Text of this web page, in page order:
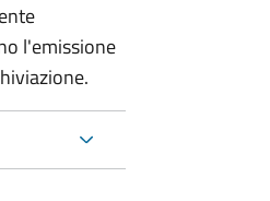
l'emissione